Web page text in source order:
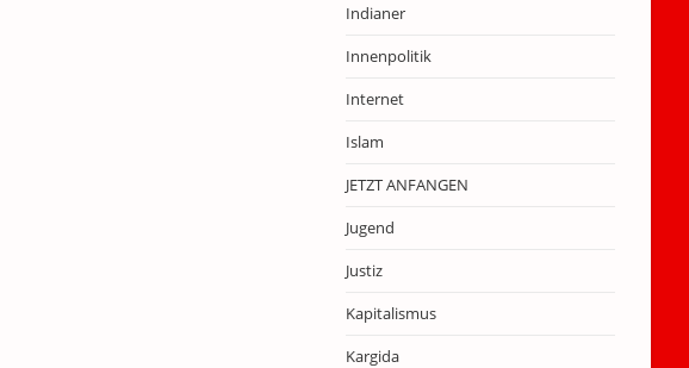
Indianer
Innenpolitik
Internet
Islam
JETZT ANFANGEN
Jugend
Justiz
Kapitalismus
Kargida